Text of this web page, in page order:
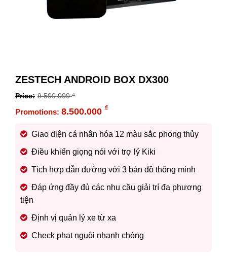
ZESTECH ANDROID BOX DX300
9.500.000₫
Original
was:
9.500.000 ₫.
8.500.000 ₫
price
is:
8.500.000 ₫.
Giao diện cá nhân hóa 12 màu sắc phong thủy
Điều khiển giọng nói với trợ lý Kiki
Tích hợp dẫn đường với 3 bản đồ thông minh
Đáp ứng đầy đủ các nhu cầu giải trí đa phương
tiện
Định vị quản lý xe từ xa
Check phạt nguội nhanh chóng